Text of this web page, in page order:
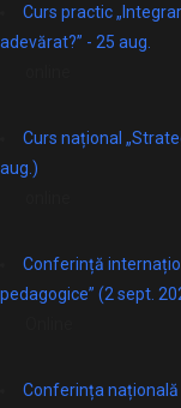
Curs practic
adevărat?” - 25 aug.
Curs național
aug.)
Conferință
pedagogice” (2 sept.
Conferința